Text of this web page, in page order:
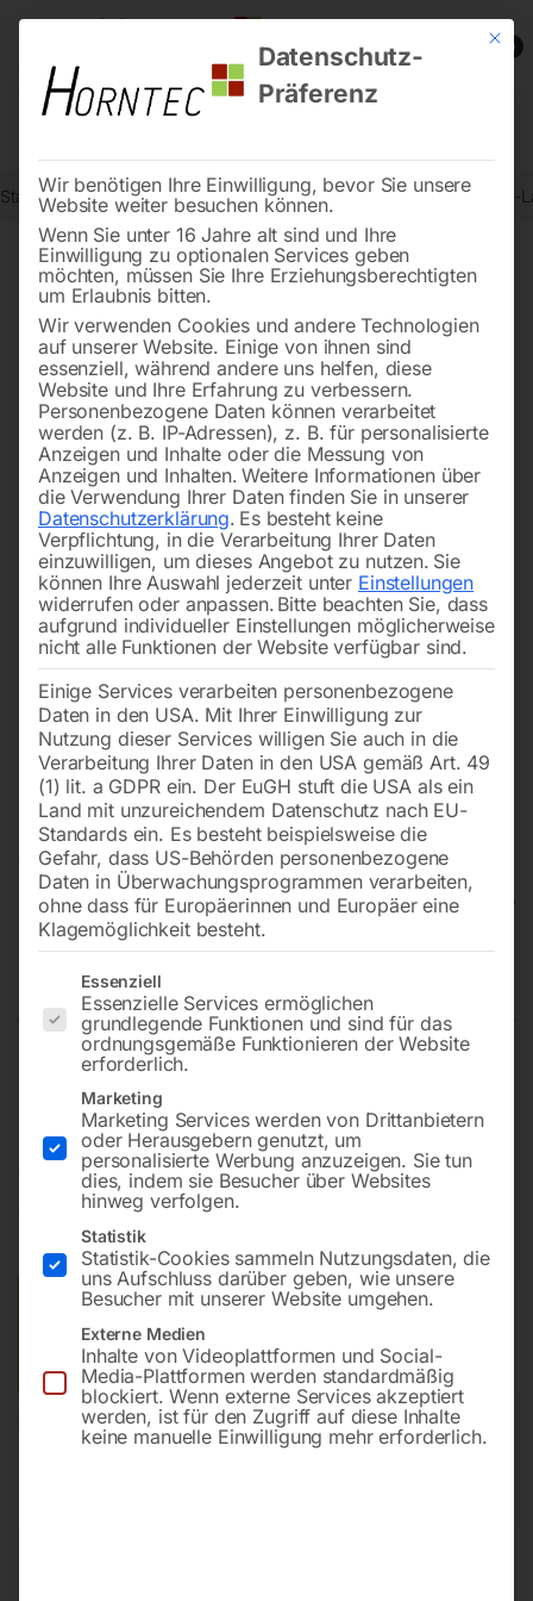
0
Start Werkstatttechnik Karosserie- und Werkstattgeräte Infrarot-
Infrarot-Lacktrockner ILT 1
Stabile Konstruktion aus Aluminium und Edelstahl
318,00
zzgl. Versandkosten
Lieferzeit:ca. 5 - 10 Werktage
Versandkosten Standard (Österreich):€40,00
Bitte beachten Sie: Die Versandkosten gelten für Österreich.
Andere Länder können abweichen.
In den Warenkorb
Mit
Datenschutz-
Präferenz
Wir benötigen Ihre Einwilligung, bevor Sie unsere
Website weiter besuchen können.
Wenn Sie unter 16 Jahre alt sind und Ihre
Einwilligung zu optionalen Services geben
möchten, müssen Sie Ihre Erziehungsberechtigten
um Erlaubnis bitten.
Wir verwenden Cookies und andere Technologien
auf unserer Website. Einige von ihnen sind
essenziell, während andere uns helfen, diese
Website und Ihre Erfahrung zu verbessern.
Personenbezogene Daten können verarbeitet
werden (z. B. IP-Adressen), z. B. für personalisierte
Anzeigen und Inhalte oder die Messung von
Anzeigen und Inhalten. Weitere Informationen über
die Verwendung Ihrer Daten finden Sie in unserer
Datenschutzerklärung. Es besteht keine
Verpflichtung, in die Verarbeitung Ihrer Daten
einzuwilligen, um dieses Angebot zu nutzen. Sie
können Ihre Auswahl jederzeit unter Einstellungen
widerrufen oder anpassen. Bitte beachten Sie, dass
aufgrund individueller Einstellungen möglicherweise
nicht alle Funktionen der Website verfügbar sind.
Einige Services verarbeiten personenbezogene
Daten in den USA. Mit Ihrer Einwilligung zur
Nutzung dieser Services willigen Sie auch in die
Verarbeitung Ihrer Daten in den USA gemäß Art. 49
(1) lit. a GDPR ein. Der EuGH stuft die USA als ein
Land mit unzureichendem Datenschutz nach EU-
Standards ein. Es besteht beispielsweise die
Gefahr, dass US-Behörden personenbezogene
Daten in Überwachungsprogrammen verarbeiten,
ohne dass für Europäerinnen und Europäer eine
Klagemöglichkeit besteht.
Es folgt eine Liste der Service-Gruppen, für die eine
Essenziell
Essenzielle Services ermöglichen
grundlegende Funktionen und sind für das
ordnungsgemäße Funktionieren der Website
erforderlich.
Marketing
Marketing Services werden von Drittanbietern
oder Herausgebern genutzt, um
personalisierte Werbung anzuzeigen. Sie tun
dies, indem sie Besucher über Websites
hinweg verfolgen.
Statistik
Statistik-Cookies sammeln Nutzungsdaten, die
uns Aufschluss darüber geben, wie unsere
Besucher mit unserer Website umgehen.
Externe Medien
Inhalte von Videoplattformen und Social-
Media-Plattformen werden standardmäßig
blockiert. Wenn externe Services akzeptiert
werden, ist für den Zugriff auf diese Inhalte
keine manuelle Einwilligung mehr erforderlich.